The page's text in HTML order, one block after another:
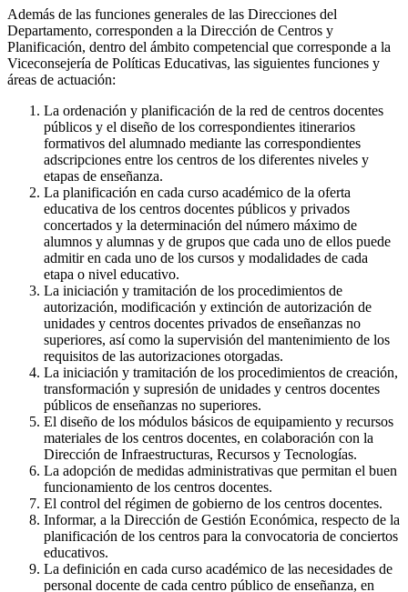
Además de las funciones generales de las Direcciones del
Departamento, corresponden a la Dirección de Centros y
Planificación, dentro del ámbito competencial que corresponde a la
Viceconsejería de Políticas Educativas, las siguientes funciones y
áreas de actuación:
La ordenación y planificación de la red de centros docentes
públicos y el diseño de los correspondientes itinerarios
formativos del alumnado mediante las correspondientes
adscripciones entre los centros de los diferentes niveles y
etapas de enseñanza.
La planificación en cada curso académico de la oferta
educativa de los centros docentes públicos y privados
concertados y la determinación del número máximo de
alumnos y alumnas y de grupos que cada uno de ellos puede
admitir en cada uno de los cursos y modalidades de cada
etapa o nivel educativo.
La iniciación y tramitación de los procedimientos de
autorización, modificación y extinción de autorización de
unidades y centros docentes privados de enseñanzas no
superiores, así como la supervisión del mantenimiento de los
requisitos de las autorizaciones otorgadas.
La iniciación y tramitación de los procedimientos de creación,
transformación y supresión de unidades y centros docentes
públicos de enseñanzas no superiores.
El diseño de los módulos básicos de equipamiento y recursos
materiales de los centros docentes, en colaboración con la
Dirección de Infraestructuras, Recursos y Tecnologías.
La adopción de medidas administrativas que permitan el buen
funcionamiento de los centros docentes.
El control del régimen de gobierno de los centros docentes.
Informar, a la Dirección de Gestión Económica, respecto de la
planificación de los centros para la convocatoria de conciertos
educativos.
La definición en cada curso académico de las necesidades de
personal docente de cada centro público de enseñanza, en